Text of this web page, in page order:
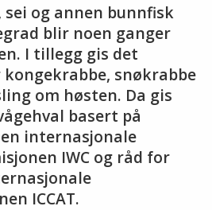
sei og annen bunnfisk
blir noen ganger
I tillegg gis det
snøkrabbe
om høsten. Da gis
basert på
internasjonale
IWC og råd for
ICCAT.